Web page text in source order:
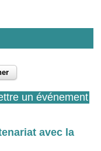
un événement
avec la